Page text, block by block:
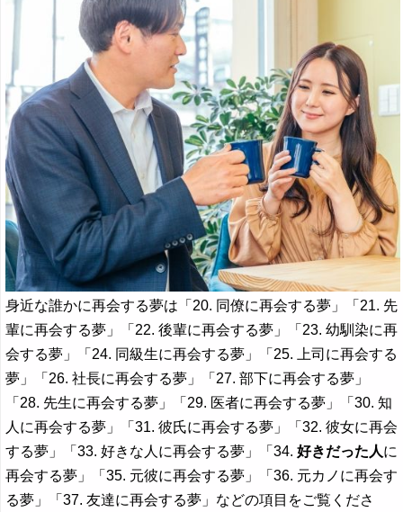
身近な誰かに再会する夢は「20. 同僚に再会する夢」「21. 先
輩に再会する夢」「22. 後輩に再会する夢」「23. 幼馴染に再
会する夢」「24. 同級生に再会する夢」「25. 上司に再会する
夢」「26. 社長に再会する夢」「27. 部下に再会する夢」
「28. 先生に再会する夢」「29. 医者に再会する夢」「30. 知
人に再会する夢」「31. 彼氏に再会する夢」「32. 彼女に再会
する夢」「33. 好きな人に再会する夢」「34.好きだった人に
再会する夢」「35. 元彼に再会する夢」「36. 元カノに再会す
る夢」「37. 友達に再会する夢」などの項目をご覧くださ